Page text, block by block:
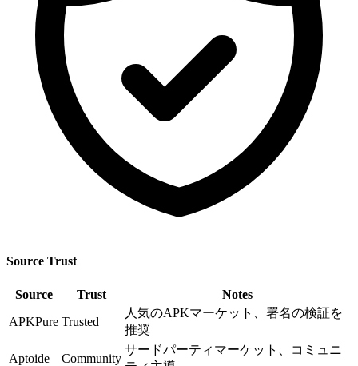
Source Trust
Source Trust
Notes
APKPure Trusted
人気のAPKマーケット、署名の検証を
推奨
Aptoide Community
サードパーティマーケット、コミュニ